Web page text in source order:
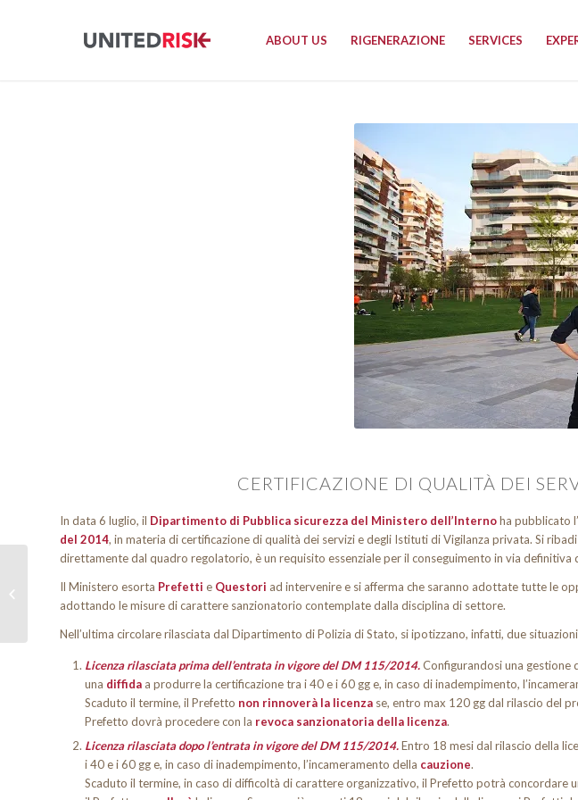
ABOUT US RIGENERAZIONE SERVICES
CERTIFICAZIONE DI QUALITÀ DEI
In data 6 luglio, il Dipartimento di Pubblica sicurezza del Ministero dell’Internoha pubblicato
del 2014, in materia di certificazione di qualità dei servizi e degli Istituti di Vigilanza privata. Si
direttamente dal quadro regolatorio, è un requisito essenziale per il conseguimento in via definitiva
Il Ministero esorta Prefetti e Questori ad intervenire e si afferma che saranno adottate tutte le
adottando le misure di carattere sanzionatorio contemplate dalla disciplina di settore.
Nell’ultima circolare rilasciata dal Dipartimento di Polizia di Stato, si ipotizzano, infatti, due
Licenza rilasciata prima dell’entrata in vigore del DM 115/2014.Configurandosi una gestione
una diffida a produrre la certificazione tra i 40 e i 60 gg e, in caso di inadempimento,
Scaduto il termine, il Prefetto non rinnoverà la licenza se, entro max 120 gg dal rilascio del
Prefetto dovrà procedere con la revoca sanzionatoria della licenza.
Licenza rilasciata dopo l’entrata in vigore del DM 115/2014.Entro 18 mesi dal rilascio della
i 40 e i 60 gg e, in caso di inadempimento, l’incameramento della cauzione.
Scaduto il termine, in caso di difficoltà di carattere organizzativo, il Prefetto potrà concordare
U.lab, la nuova società
del Gruppo United.